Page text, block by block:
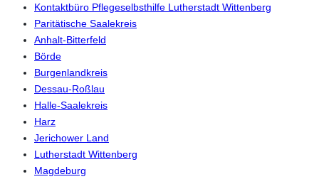
Kontaktbüro Pflegeselbsthilfe Lutherstadt Wittenberg
Paritätische Saalekreis
Anhalt-Bitterfeld
Börde
Burgenlandkreis
Dessau-Roßlau
Halle-Saalekreis
Harz
Jerichower Land
Lutherstadt Wittenberg
Magdeburg